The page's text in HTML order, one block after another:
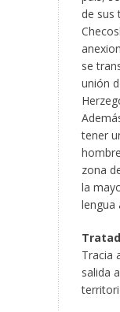
de sus
se
unión
tener
zona
la
lengua
Tracia
salida